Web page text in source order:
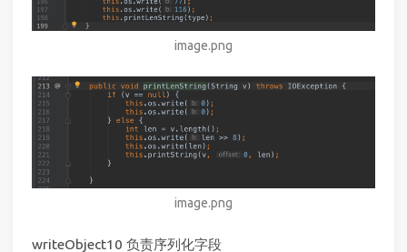
image.png
image.png
writeObject10 负责序列化字段